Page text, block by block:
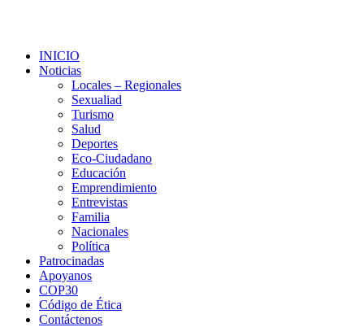
INICIO
Noticias
Locales – Regionales
Sexualiad
Turismo
Salud
Deportes
Eco-Ciudadano
Educación
Emprendimiento
Entrevistas
Familia
Nacionales
Política
Patrocinadas
Apoyanos
COP30
Código de Ética
Contáctenos